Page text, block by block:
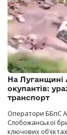
На Луганщині
окупантів:
транспорт
Оператори ББпС
Слобожанської
ключових об’єктах